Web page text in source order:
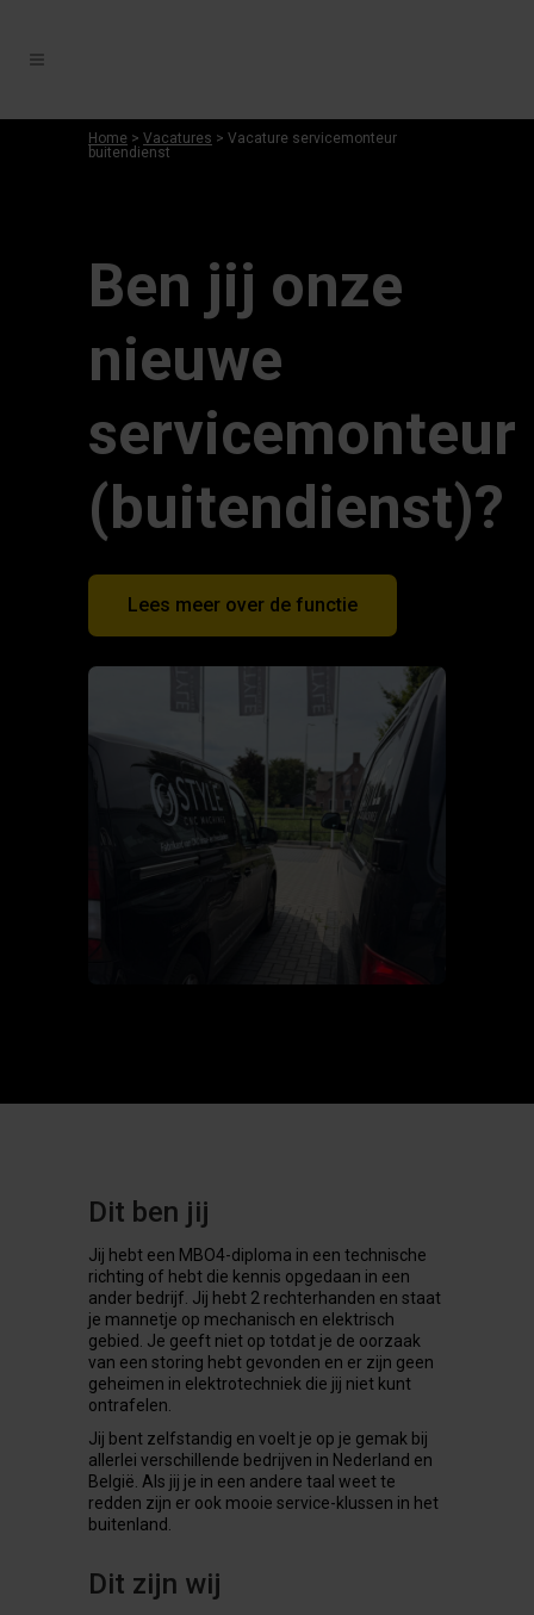
Home > Vacatures > Vacature servicemonteur
buitendienst
Ben jij onze
nieuwe
servicemonteur
(buitendienst)?
Lees meer over de functie
Dit ben jij
Jij hebt een MBO4-diploma in een technische
richting of hebt die kennis opgedaan in een
ander bedrijf. Jij hebt 2 rechterhanden en staat
je mannetje op mechanisch en elektrisch
gebied. Je geeft niet op totdat je de oorzaak
van een storing hebt gevonden en er zijn geen
geheimen in elektrotechniek die jij niet kunt
ontrafelen.
Jij bent zelfstandig en voelt je op je gemak bij
allerlei verschillende bedrijven in Nederland en
België. Als jij je in een andere taal weet te
redden zijn er ook mooie service-klussen in het
buitenland.
Dit zijn wij